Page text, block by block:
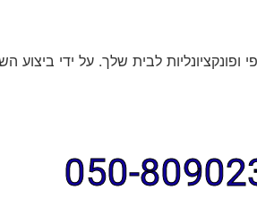
לבית שלך. על ידי ביצוע